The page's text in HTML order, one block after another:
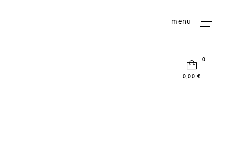
menu
0
0,00 €